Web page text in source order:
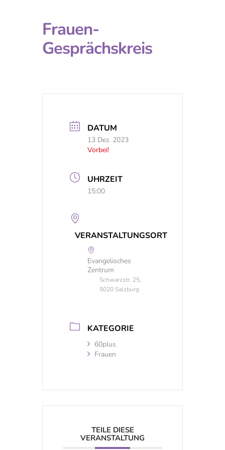
Frauen-
Gesprächskreis
DATUM
13 Dez. 2023
Vorbei!
UHRZEIT
15:00
VERANSTALTUNGSORT
Evangelisches
Zentrum
Schwarzstr. 25,
5020 Salzburg
KATEGORIE
60plus
Frauen
TEILE DIESE
VERANSTALTUNG